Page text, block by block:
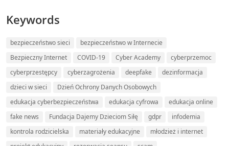
Keywords
bezpieczeństwo sieci
bezpieczeństwo w Internecie
Bezpieczny Internet
COVID-19 Cyber Academy
cyberprzemoc
cyberprzestępcy
cyberzagrożenia deepfake
dezinformacja
dzieci w sieci
Dzień Ochrony Danych Osobowych
edukacja cyberbezpieczeństwa
edukacja cyfrowa
edukacja online
fake news
Fundacja Dajemy Dzieciom Siłę gdpr
infodemia
kontrola rodzicielska
materiały edukacyjne
młodzież i internet